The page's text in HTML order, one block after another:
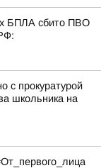
БПЛА сбито ПВО
с прокуратурой
школьника на